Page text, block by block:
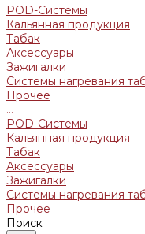
POD-Системы
Кальянная продукция
Табак
Аксессуары
Зажигалки
Системы нагревания
Прочее
...
POD-Системы
Кальянная продукция
Табак
Аксессуары
Зажигалки
Системы нагревания
Прочее
Поиск